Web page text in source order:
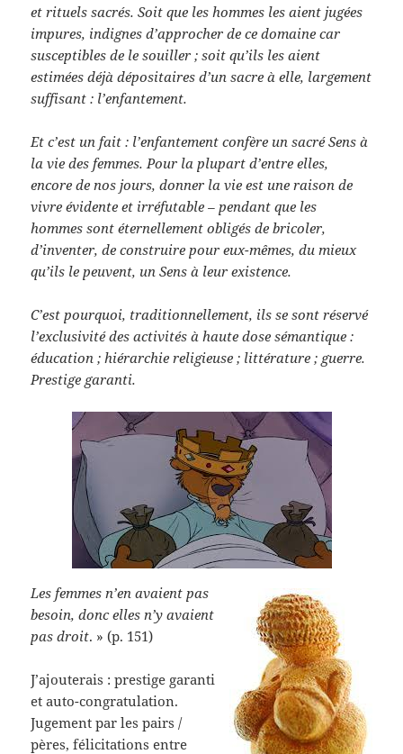
et rituels sacrés. Soit que les hommes les aient jugées
impures, indignes d’approcher de ce domaine car
susceptibles de le souiller ; soit qu’ils les aient
estimées déjà dépositaires d’un sacre à elle, largement
suffisant : l’enfantement.
Et c’est un fait : l’enfantement confère un sacré Sens à
la vie des femmes. Pour la plupart d’entre elles,
encore de nos jours, donner la vie est une raison de
vivre évidente et irréfutable – pendant que les
hommes sont éternellement obligés de bricoler,
d’inventer, de construire pour eux-mêmes, du mieux
qu’ils le peuvent, un Sens à leur existence.
C’est pourquoi, traditionnellement, ils se sont réservé
l’exclusivité des activités à haute dose sémantique :
éducation ; hiérarchie religieuse ; littérature ; guerre.
Prestige garanti.
Les femmes n’en avaient pas
besoin, donc elles n’y avaient
pas droit. » (p. 151)
J’ajouterais : prestige garanti
et auto-congratulation.
Jugement par les pairs /
pères, félicitations entre